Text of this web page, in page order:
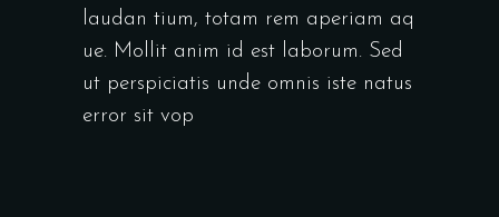
laudan tium, totam rem aperiam aq
ue. Mollit anim id est laborum. Sed
ut perspiciatis unde omnis iste natus
error sit vop